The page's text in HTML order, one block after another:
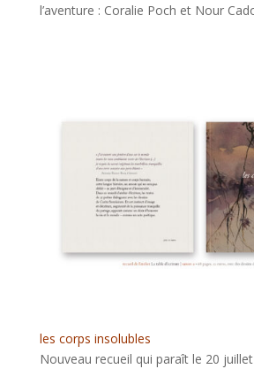
l’aventure : Coralie Poch et Nour
les corps insolubles
Nouveau recueil qui paraît le 20